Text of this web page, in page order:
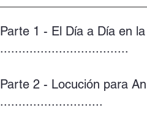
Parte 1 - El Día a Día en
...................................
Parte 2 - Locución para
............................